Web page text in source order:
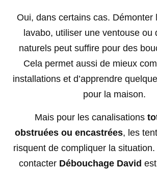
Oui, dans certains cas. Démonter
lavabo, utiliser une ventouse ou
naturels peut suffire pour des
Cela permet aussi de mieux
installations et d’apprendre
pour la maison.
Mais pour les canalisations
obstruées ou encastrées, les
risquent de compliquer la
contacter Débouchage David